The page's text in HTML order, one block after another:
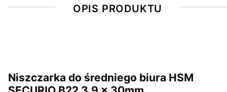
OPIS PRODUKTU
Niszczarka do średniego biura HSM